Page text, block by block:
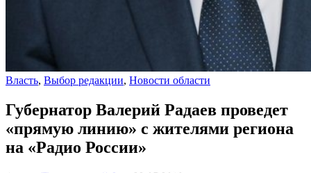
Власть, Выбор редакции, Новости области
Губернатор Валерий Радаев проведет
«прямую линию» с жителями региона
на «Радио России»